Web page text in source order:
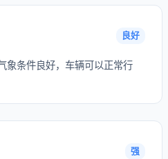
良好
象条件良好，车辆可以正常行
强